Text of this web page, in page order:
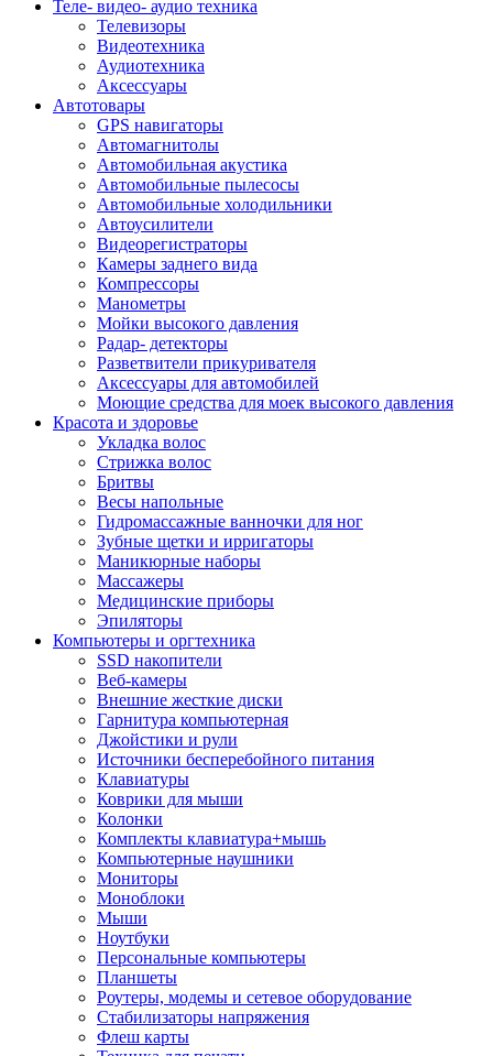
Теле- видео- аудио техника
Телевизоры
Видеотехника
Аудиотехника
Аксессуары
Автотовары
GPS навигаторы
Автомагнитолы
Автомобильная акустика
Автомобильные пылесосы
Автомобильные холодильники
Автоусилители
Видеорегистраторы
Камеры заднего вида
Компрессоры
Манометры
Мойки высокого давления
Радар- детекторы
Разветвители прикуривателя
Аксессуары для автомобилей
Моющие средства для моек высокого давления
Красота и здоровье
Укладка волос
Стрижка волос
Бритвы
Весы напольные
Гидромассажные ванночки для ног
Зубные щетки и ирригаторы
Маникюрные наборы
Массажеры
Медицинские приборы
Эпиляторы
Компьютеры и оргтехника
SSD накопители
Веб-камеры
Внешние жесткие диски
Гарнитура компьютерная
Джойстики и рули
Источники бесперебойного питания
Клавиатуры
Коврики для мыши
Колонки
Комплекты клавиатура+мышь
Компьютерные наушники
Мониторы
Моноблоки
Мыши
Ноутбуки
Персональные компьютеры
Планшеты
Роутеры, модемы и сетевое оборудование
Стабилизаторы напряжения
Флеш карты